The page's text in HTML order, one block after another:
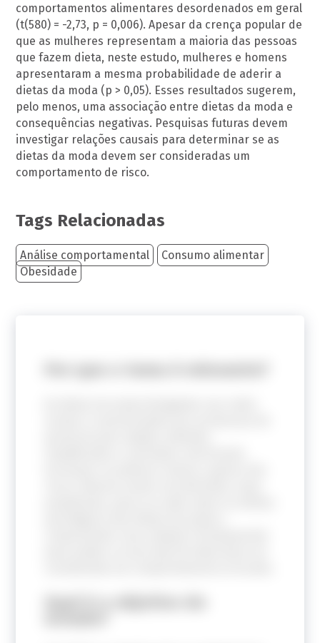
comportamentos alimentares desordenados em geral
(t(580) = -2,73, p = 0,006). Apesar da crença popular de
que as mulheres representam a maioria das pessoas
que fazem dieta, neste estudo, mulheres e homens
apresentaram a mesma probabilidade de aderir a
dietas da moda (p > 0,05). Esses resultados sugerem,
pelo menos, uma associação entre dietas da moda e
consequências negativas. Pesquisas futuras devem
investigar relações causais para determinar se as
dietas da moda devem ser consideradas um
comportamento de risco.
Tags Relacionadas
Análise comportamental
Consumo alimentar
Obesidade